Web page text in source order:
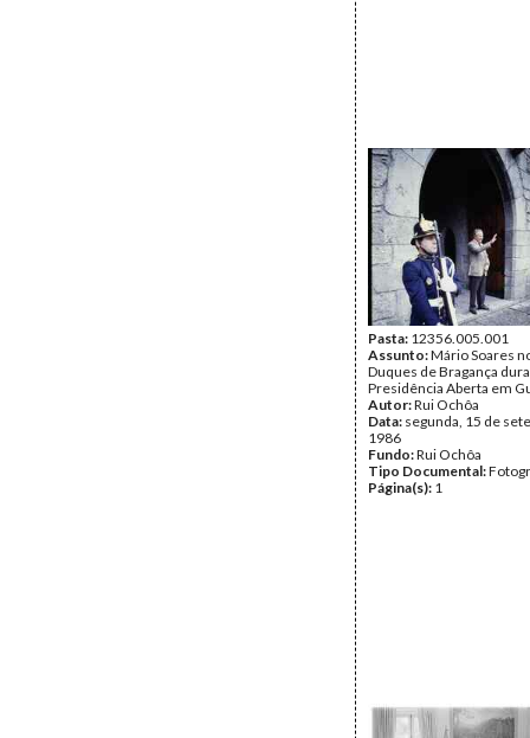
Pasta: 12356.005.001
Assunto:Mário Soares
Duques de Bragança
Presidência Aberta em
Autor:Rui Ochôa
Data: segunda, 15 de
1986
Fundo:Rui Ochôa
Tipo Documental:
Página(s): 1